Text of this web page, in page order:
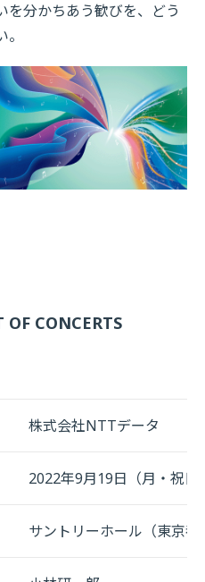
を分かちあう歓びを、どう
OF CONCERTS
株式会社NTTデータ
2022年9月19日（月・祝
サントリーホール（東京